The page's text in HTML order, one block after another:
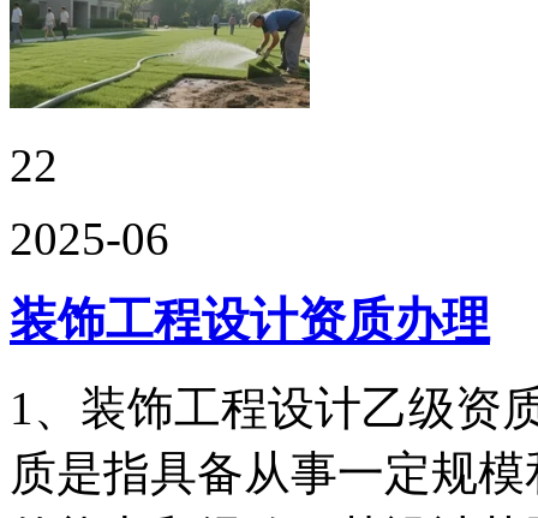
22
2025-06
装饰工程设计资质办理
1、装饰工程设计乙级资
质是指具备从事一定规